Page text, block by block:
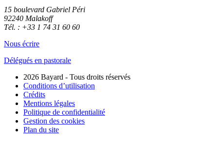
15 boulevard Gabriel Péri
92240 Malakoff
Tél. : +33 1 74 31 60 60
Nous écrire
Délégués en pastorale
2026 Bayard - Tous droits réservés
Conditions d’utilisation
Crédits
Mentions légales
Politique de confidentialité
Gestion des cookies
Plan du site